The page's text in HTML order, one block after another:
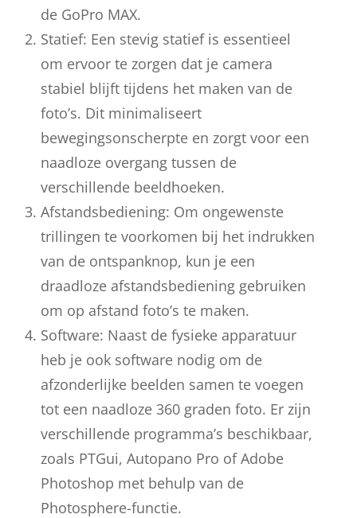
de GoPro MAX.
Statief: Een stevig statief is essentieel
om ervoor te zorgen dat je camera
stabiel blijft tijdens het maken van de
foto’s. Dit minimaliseert
bewegingsonscherpte en zorgt voor een
naadloze overgang tussen de
verschillende beeldhoeken.
Afstandsbediening: Om ongewenste
trillingen te voorkomen bij het indrukken
van de ontspanknop, kun je een
draadloze afstandsbediening gebruiken
om op afstand foto’s te maken.
Software: Naast de fysieke apparatuur
heb je ook software nodig om de
afzonderlijke beelden samen te voegen
tot een naadloze 360 graden foto. Er zijn
verschillende programma’s beschikbaar,
zoals PTGui, Autopano Pro of Adobe
Photoshop met behulp van de
Photosphere-functie.